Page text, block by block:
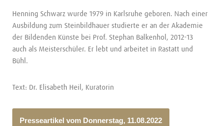
Henning Schwarz wurde 1979 in Karlsruhe geboren. Nach einer
Ausbildung zum Steinbildhauer studierte er an der Akademie
der Bildenden Künste bei Prof. Stephan Balkenhol, 2012-13
auch als Meisterschüler. Er lebt und arbeitet in Rastatt und
Bühl.
Text: Dr. Elisabeth Heil, Kuratorin
Presseartikel vom Donnerstag, 11.08.2022